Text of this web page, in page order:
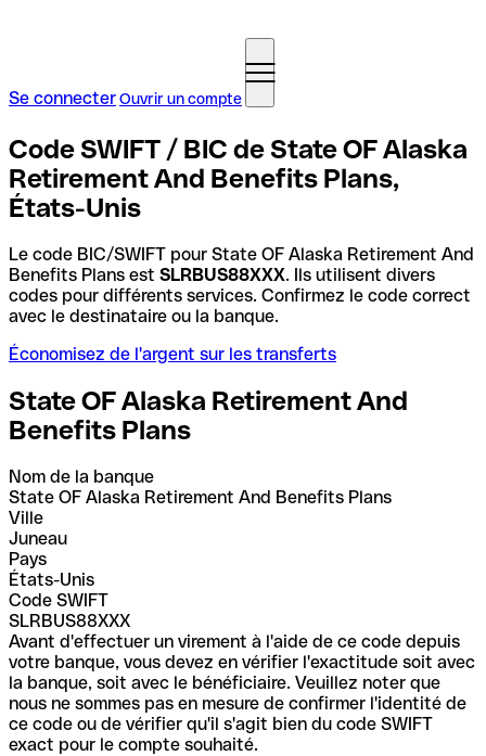
Se connecterOuvrir un compte
Code SWIFT / BIC de State OF Alaska
Retirement And Benefits Plans,
États-Unis
Le code BIC/SWIFT pour State OF Alaska Retirement And
Benefits Plans est SLRBUS88XXX. Ils utilisent divers
codes pour différents services. Confirmez le code correct
avec le destinataire ou la banque.
Économisez de l'argent sur les transferts
State OF Alaska Retirement And
Benefits Plans
Nom de la banque
State OF Alaska Retirement And Benefits Plans
Ville
Juneau
Pays
États-Unis
Code SWIFT
SLRBUS88XXX
Avant d'effectuer un virement à l'aide de ce code depuis
votre banque, vous devez en vérifier l'exactitude soit avec
la banque, soit avec le bénéficiaire. Veuillez noter que
nous ne sommes pas en mesure de confirmer l'identité de
ce code ou de vérifier qu'il s'agit bien du code SWIFT
exact pour le compte souhaité.